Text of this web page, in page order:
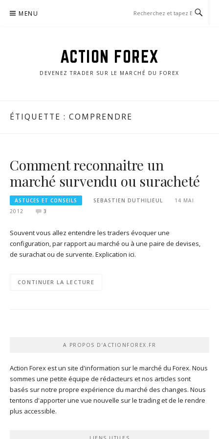
MENU
ACTION FOREX
DEVENEZ TRADER SUR LE MARCHÉ DU FOREX
ÉTIQUETTE : COMPRENDRE
Comment reconnaitre un
marché survendu ou suracheté
ASTUCES ET CONSEILS SEBASTIEN DUTHILIEUL
14 MAI
2012
3
Souvent vous allez entendre les traders évoquer une
configuration, par rapport au marché ou à une paire de devises,
de surachat ou de survente. Explication ici.
CONTINUER LA LECTURE
A PROPOS D’ACTIONFOREX.FR
Action Forex est un site d'information sur le marché du Forex. Nous
sommes une petite équipe de rédacteurs et nos articles sont
basés sur notre propre expérience du marché des changes. Nous
tentons d'apporter une vue nouvelle sur le trading et de le rendre
plus accessible.